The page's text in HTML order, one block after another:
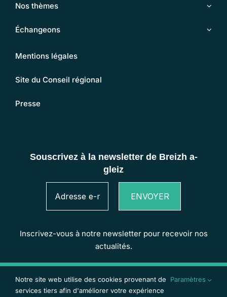
Nos thèmes
Échangeons
Mentions légales
Site du Conseil régional
Presse
Inscrivez-vous à notre newsletter pour recevoir nos
actualités.
Copyright 2024Breizh a-gleiz | Webdesign et
développement :Offpix Communication
Notre site web utilise des cookies provenant de
services tiers afin d'améliorer votre expérience
Paramètres